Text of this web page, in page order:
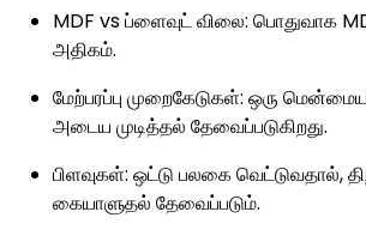
MDF vs ப்ளைவுட் விலை: பொதுவாக
அதிகம்.
மேற்பரப்பு முறைகேடுகள்: ஒரு
அடைய முடித்தல் தேவைப்படுகிறது.
பிளவுகள்: ஒட்டு பலகை வெட்டுவதால்,
கையாளுதல் தேவைப்படும்.